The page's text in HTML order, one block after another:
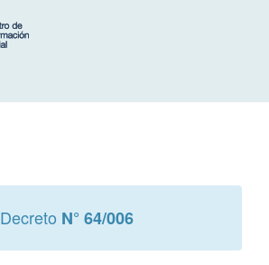
Decreto N° 64/006